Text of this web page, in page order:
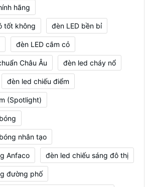
hãng
tốt không đèn LED bền bỉ
đèn LED cắm cỏ
Châu Âu đèn led cháy nổ
đèn led chiếu điểm
(Spotlight)
nhân tạo
Anfaco đèn led chiếu sáng đô thị
đường phố